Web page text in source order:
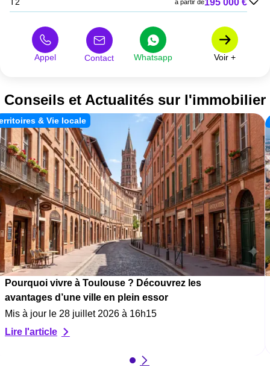
à partir de
Maison 325 000 €
Appel Contact Whatsapp Voir +
Conseils et Actualités sur l'immobilier
& Vie locale
Pourquoi vivre à Toulouse ? Découvrez les
avantages d’une ville en plein essor
Mis à jour le 28 juillet 2026 à 16h15
Lire l'article